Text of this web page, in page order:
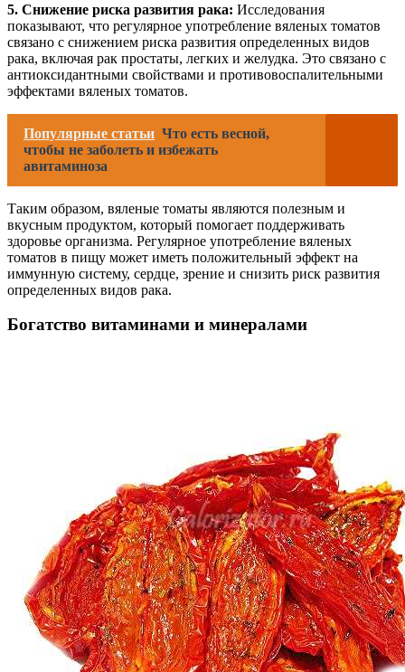
5. Снижение риска развития рака: Исследования
показывают, что регулярное употребление вяленых томатов
связано с снижением риска развития определенных видов
рака, включая рак простаты, легких и желудка. Это связано с
антиоксидантными свойствами и противовоспалительными
эффектами вяленых томатов.
Популярные статьи Что есть весной,
чтобы не заболеть и избежать
авитаминоза
Таким образом, вяленые томаты являются полезным и
вкусным продуктом, который помогает поддерживать
здоровье организма. Регулярное употребление вяленых
томатов в пищу может иметь положительный эффект на
иммунную систему, сердце, зрение и снизить риск развития
определенных видов рака.
Богатство витаминами и минералами